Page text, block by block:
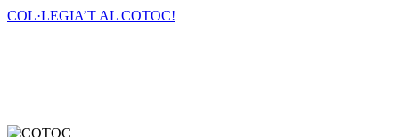
COL·LEGIA’T AL COTOC!